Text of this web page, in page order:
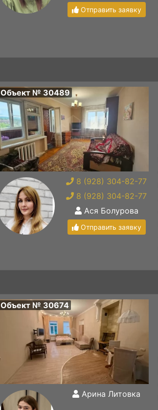
Отправить заявку
Объект № 30489
8 (928) 304-82-77
8 (928) 304-82-77
Ася Болурова
Отправить заявку
Объект № 30674
Арина Литовка